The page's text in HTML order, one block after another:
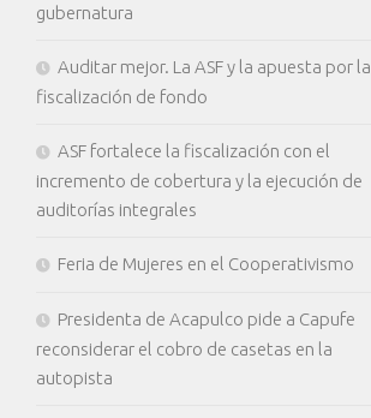
gubernatura
Auditar mejor. La ASF y la apuesta por la
fiscalización de fondo
ASF fortalece la fiscalización con el
incremento de cobertura y la ejecución de
auditorías integrales
Feria de Mujeres en el Cooperativismo
Presidenta de Acapulco pide a Capufe
reconsiderar el cobro de casetas en la
autopista